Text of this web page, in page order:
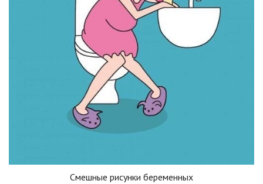
Смешные рисунки беременных